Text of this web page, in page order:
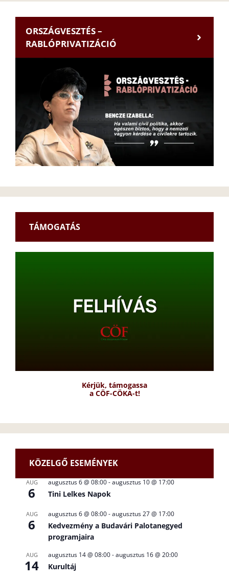
ORSZÁGVESZTÉS –
RABLÓPRIVATIZÁCIÓ
TÁMOGATÁS
Kérjük, támogassa
a CÖF-CÖKA-t!
KÖZELGŐ ESEMÉNYEK
AUG
6
augusztus 6 @ 08:00-augusztus 10 @ 17:00
Tini Lelkes Napok
AUG
6
augusztus 6 @ 08:00-augusztus 27 @ 17:00
Kedvezmény a Budavári Palotanegyed
programjaira
AUG
14
augusztus 14 @ 08:00-augusztus 16 @ 20:00
Kurultáj